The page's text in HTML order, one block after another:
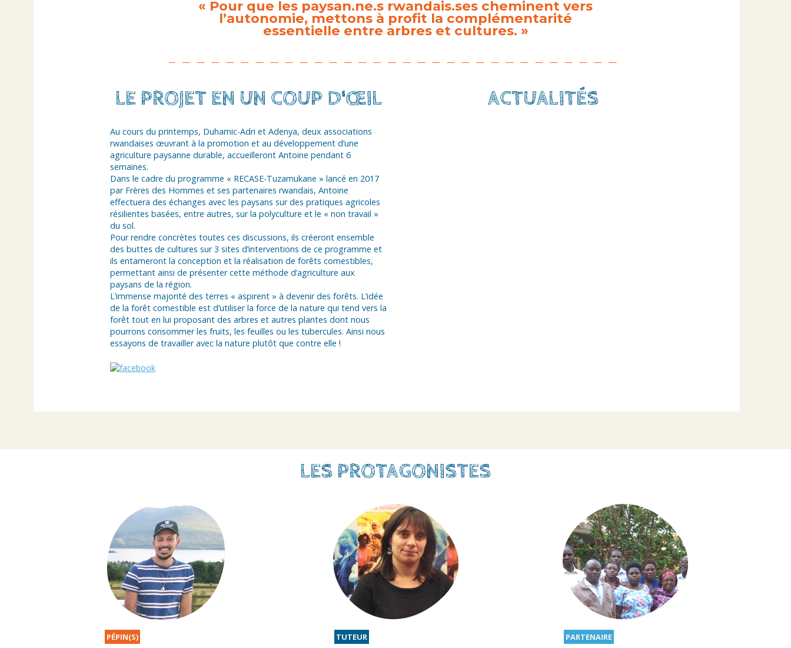
« Pour que les paysan.ne.s rwandais.ses cheminent vers
l’autonomie, mettons à profit la complémentarité
essentielle entre arbres et cultures. »
LE PROJET EN UN COUP D'ŒIL
Au cours du printemps, Duhamic-Adri et Adenya, deux associations
rwandaises œuvrant à la promotion et au développement d’une
agriculture paysanne durable, accueilleront Antoine pendant 6
semaines.
Dans le cadre du programme « RECASE-Tuzamukane » lancé en 2017
par Frères des Hommes et ses partenaires rwandais, Antoine
effectuera des échanges avec les paysans sur des pratiques agricoles
résilientes basées, entre autres, sur la polyculture et le « non travail »
du sol.
Pour rendre concrètes toutes ces discussions, ils créeront ensemble
des buttes de cultures sur 3 sites d’interventions de ce programme et
ils entameront la conception et la réalisation de forêts comestibles,
permettant ainsi de présenter cette méthode d’agriculture aux
paysans de la région.
L’immense majorité des terres « aspirent » à devenir des forêts. L’idée
de la forêt comestible est d’utiliser la force de la nature qui tend vers la
forêt tout en lui proposant des arbres et autres plantes dont nous
pourrons consommer les fruits, les feuilles ou les tubercules. Ainsi nous
essayons de travailler avec la nature plutôt que contre elle !
ACTUALITÉS
LES PROTAGONISTES
PÉPIN(S) TUTEUR PARTENAIRE